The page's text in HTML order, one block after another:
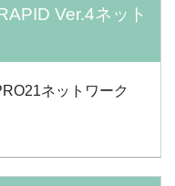
Ver.4ネット
ネットワーク